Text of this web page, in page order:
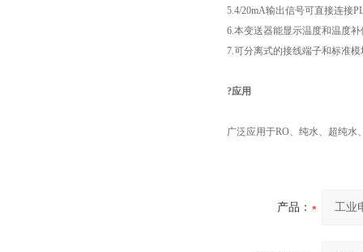
5.4/20mA输出信号可直接连接
6.本变送器能显示温度和温度
7.可分离式的接线端子和标准
?应用
广泛应用于RO、纯水、超纯水
产品：